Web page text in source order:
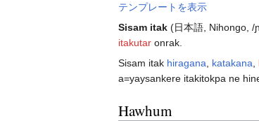
テンプレートを表示
Sisam itak (日本語, Nihongo, /
itakutar onrak.
Sisam itak hiragana katakana
a=yaysankere itakitokpa ne
Hawhum